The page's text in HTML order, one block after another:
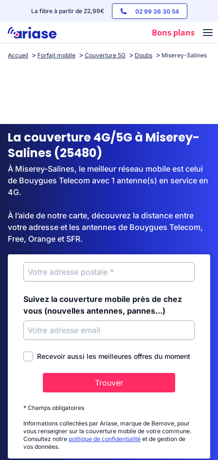
La fibre à partir de 22,99€ 02 99 36 30 54
Bons plans
Box internet
Streaming
Accueil Forfait mobile Couverture 5G Doubs Miserey-Salines
La couverture 4G/5G à Miserey-
Salines (25480)
À Miserey-Salines, le meilleur réseau mobile est celui
de Bouygues Telecom avec 1 antenne(s) en service en
4G.
À l’aide de notre carte, découvrez la distance entre
votre adresse et les antennes de Bouygues Telecom,
Free, Orange et SFR.
Suivez la couverture mobile près de chez
vous (nouvelles antennes, pannes...)
Recevoir aussi les meilleures offres du moment
Trouver
* Champs obligatoires
Informations collectées par Ariase, marque de Bemove, pour
vous renseigner sur la couverture mobile de votre commune.
Consultez notre politique de confidentialité et de gestion de
vos données.